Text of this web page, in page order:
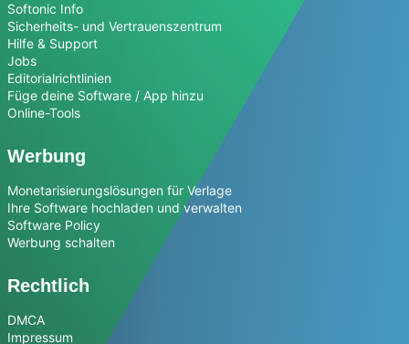
Softonic Info
Sicherheits- und Vertrauenszentrum
Hilfe & Support
Jobs
Editorialrichtlinien
Füge deine Software / App hinzu
Online-Tools
Werbung
Monetarisierungslösungen für Verlage
Ihre Software hochladen und verwalten
Software Policy
Werbung schalten
Rechtlich
DMCA
Impressum